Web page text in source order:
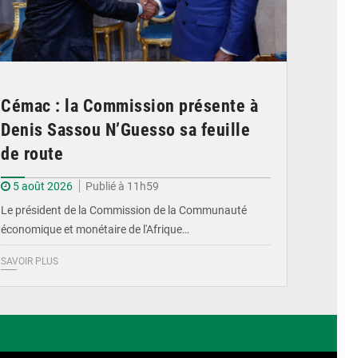
Cémac : la Commission présente à
Denis Sassou N’Guesso sa feuille
de route
5 août 2026
Publié à 11h59
Le président de la Commission de la Communauté
économique et monétaire de l'Afrique…
SAVOIR PLUS